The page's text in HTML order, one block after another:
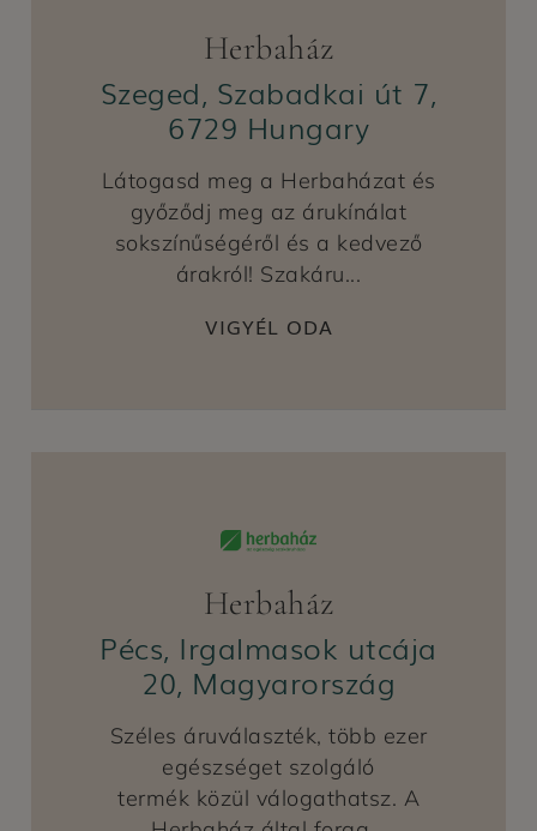
Herbaház
Szeged, Szabadkai út 7,
6729 Hungary
Látogasd meg a Herbaházat és
győződj meg az árukínálat
sokszínűségéről és a kedvező
árakról! Szakáru...
VIGYÉL ODA
Herbaház
Pécs, Irgalmasok utcája
20, Magyarország
Széles áruválaszték, több ezer
egészséget szolgáló
termék közül válogathatsz. A